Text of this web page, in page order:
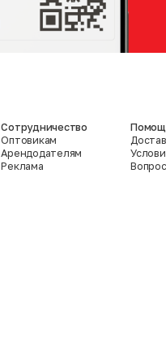
Сотрудничество
Оптовикам
Арендодателям
Реклама